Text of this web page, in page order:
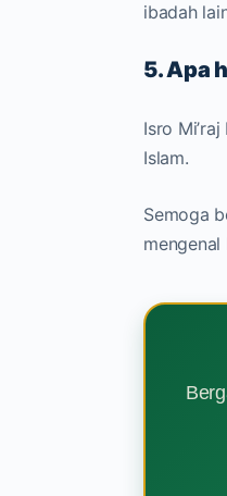
ibadah
5. Apa
Isro
Islam.
Semoga